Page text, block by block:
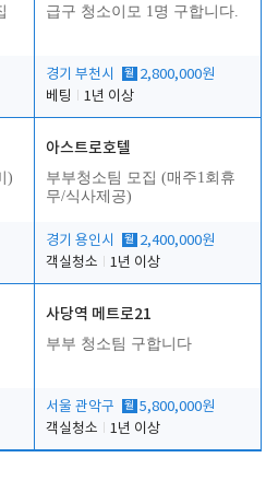
급구 청소이모 1명 구합니다.
경기 부천시 월 2,800,000원
베팅
1년 이상
)
아스트로호텔
부부청소팀 모집 (매주1회휴
무/식사제공)
경기 용인시 월 2,400,000원
객실청소
1년 이상
사당역 메트로21
부부 청소팀 구합니다
서울 관악구 월 5,800,000원
객실청소
1년 이상